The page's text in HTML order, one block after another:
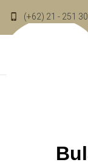
(+62) 21 - 251